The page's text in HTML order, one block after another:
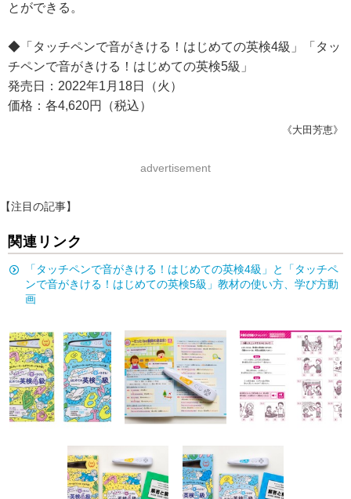
とができる。
◆「タッチペンで音がきける！はじめての英検4級」「タッ
チペンで音がきける！はじめての英検5級」
発売日：2022年1月18日（火）
価格：各4,620円（税込）
《大田芳恵》
advertisement
【注目の記事】
関連リンク
「タッチペンで音がきける！はじめての英検4級」と「タッチペ
ンで音がきける！はじめての英検5級」教材の使い方、学び方動
画